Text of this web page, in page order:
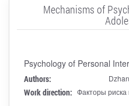
Mechanisms of
Psychology of Personal
Authors:
Work direction: Факторы риска